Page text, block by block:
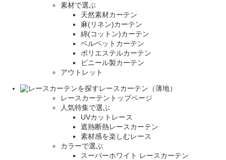
素材で選ぶ
天然素材カーテン
麻(リネン)カーテン
綿(コットン)カーテン
ベルベットカーテン
ポリエステルカーテン
ビニール製カーテン
アウトレット
レースカーテン（薄地）
レースカーテントップページ
人気特集で選ぶ
UVカットレース
遮熱断熱レースカーテン
素材感を楽しむレース
カラーで選ぶ
スーパーホワイト レースカーテン